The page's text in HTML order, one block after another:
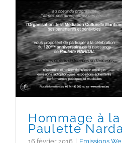
Hommage à
Paulette
Hommage à
Paulette
16 février 2016 Emissions